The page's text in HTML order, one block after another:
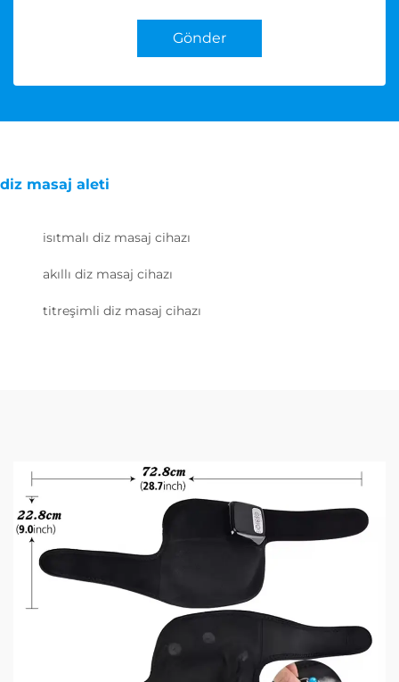
Gönder
diz masaj aleti
isıtmalı diz masaj cihazı
akıllı diz masaj cihazı
titreşimli diz masaj cihazı